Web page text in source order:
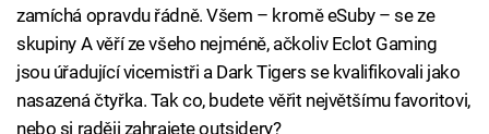
zamíchá opravdu řádně. Všem – kromě eSuby – se ze
skupiny A věří ze všeho nejméně, ačkoliv Eclot Gaming
jsou úřadující vicemistři a Dark Tigers se kvalifikovali jako
nasazená čtyřka. Tak co, budete věřit největšímu favoritovi,
nebo si raději zahrajete outsidery?